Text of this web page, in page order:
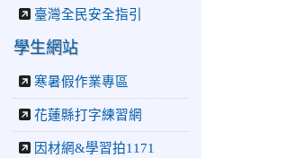
活動 「游藝飛揚」晚會登
譜「時光樂章．經典再
2026-06-16 更生新聞網：
中正國小創校70週年「游藝
飛揚」才藝晚會登場
2026-06-10 教育廣播電
臺灣全民安全指引
學生網站
寒暑假作業專區
花蓮縣打字練習網
因材網&學習拍1171